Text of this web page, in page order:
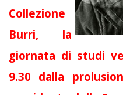
Collezione
Burri, la
giornata di studi
9.30 dalla